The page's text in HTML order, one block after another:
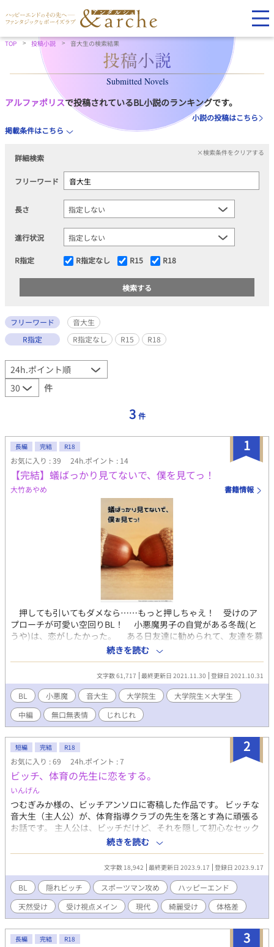
TOP 投稿小説 音大生の検索結果
Submitted Novels
アルファポリスで投稿されているBL小説のランキングです。
小説の投稿はこちら
掲載条件はこちら
詳細検索
×検索条件をクリアする
フリーワード
長さ
進行状況
R指定 R指定なし R15 R18
フリーワード
音大生
R指定
R指定なし R15 R18
件
3 件
1
長編 完結 R18
お気に入り : 39 24h.ポイント : 14
【完結】蟻ばっかり見てないで、僕を見てっ！
大竹あやめ 書籍情報
押しても引いてもダメなら……もっと押しちゃえ！ 受けのア
プローチが可愛い空回りBL！ 小悪魔男子の自覚がある冬哉(と
うや)は、恋がしたかった。 ある日友達に勧められて、友達を募
るマッチングアプリに登録すると、直ぐに反応が。 そこから始
まる恋は、上手く成就するのか？ ※マークはR18などの閲覧注意
回です。 この作品は、ムーンライトノベルズ、fujossyにも掲載し
ています。
続きを読む
文字数 61,717 最終更新日 2021.11.30 登録日 2021.10.31
BL 小悪魔 音大生 大学院生
大学院生×大学生
中編
無口無表情 じれじれ
2
短編 完結 R18
お気に入り : 69 24h.ポイント : 7
ビッチ、体育の先生に恋をする。
いんげん
つむぎみか様の、ビッチアンソロに寄稿した作品です。 ビッチな
音大生（主人公）が、体育指導クラブの先生を落とす為に頑張る
お話です。 主人公は、ビッチだけど、それを隠して初心なセック
スを楽しみたい。 攻めの体育の先生は、爽やかで優しい童貞。 主
人公が、純情美人なフリをして、虎視眈々と攻めを狙い、手を出
させるストーリー。ゆるふわ仕立て。
続きを読む
文字数 18,942 最終更新日 2023.9.17 登録日 2023.9.17
BL 隠れビッチ スポーツマン攻め
ハッピーエンド
天然受け
受け視点メイン 現代 綺麗受け 体格差
3
長編 完結 R18